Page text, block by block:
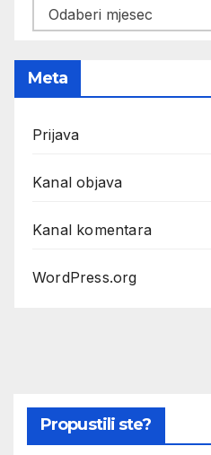
Arhiva
Meta
Prijava
Kanal objava
Kanal komentara
WordPress.org
Propustili ste?